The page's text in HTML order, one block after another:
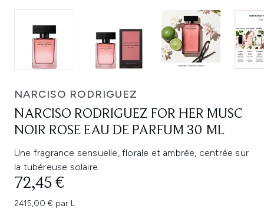
NARCISO RODRIGUEZ
NARCISO RODRIGUEZ FOR HER MUSC
NOIR ROSE EAU DE PARFUM 30 ML
Une fragrance sensuelle, florale et ambrée, centrée sur
la tubéreuse solaire.
72,45 €
2415,00 € par L